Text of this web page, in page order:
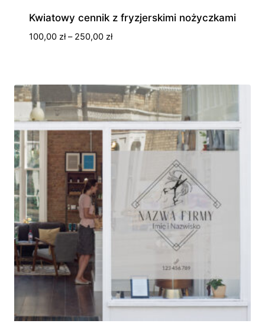
Kwiatowy cennik z fryzjerskimi nożyczkami
100,00 zł – 250,00 złZakres
250,00 zł